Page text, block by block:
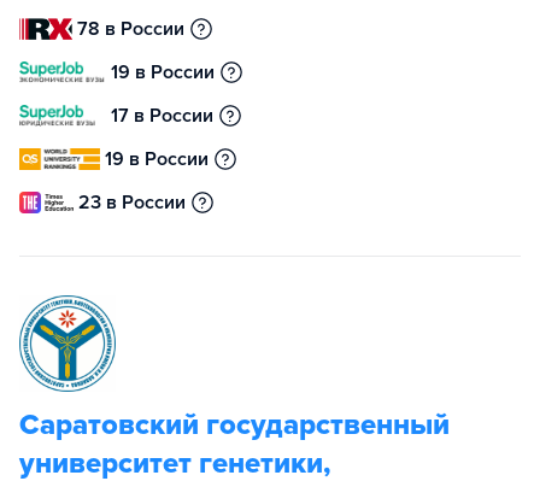
78 в России
19 в России
17 в России
19 в России
23 в России
Саратовский государственный
университет генетики,